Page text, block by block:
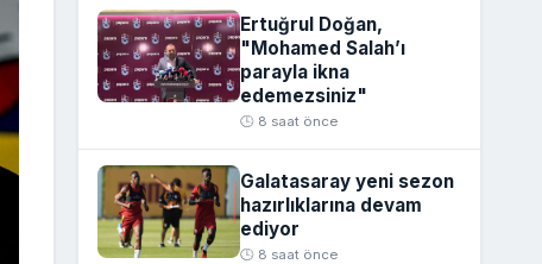
Ertuğrul Doğan,
"Mohamed Salah’ı
parayla ikna
edemezsiniz"
🕒 8 saat önce
Galatasaray yeni sezon
hazırlıklarına devam
ediyor
🕒 8 saat önce